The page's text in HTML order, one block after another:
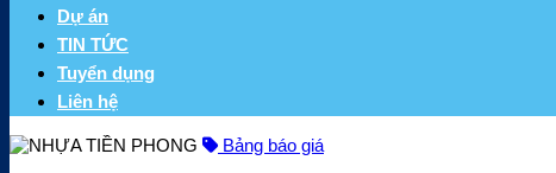
Dự án
TIN TỨC
Tuyển dụng
Liên hệ
Bảng báo giá